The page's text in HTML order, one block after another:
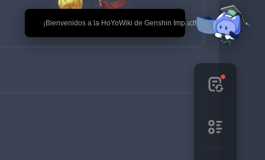
🎉 ¡Bienvenidos a la HoYoWiki de Genshin Impact!
Mora Satén rojo descolorido